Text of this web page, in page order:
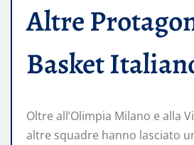
Altre
Basket
Oltre all’Olimpia Milano e alla
altre squadre hanno lasciato